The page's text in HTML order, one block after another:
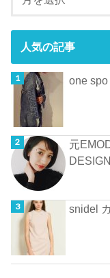
人気の記事
one
元
DESIGN
snidel